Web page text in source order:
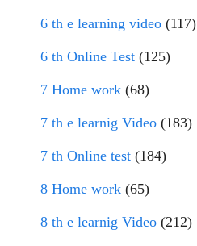
6 th e learning video (117)
6 th Online Test (125)
7 Home work (68)
7 th e learnig Video (183)
7 th Online test (184)
8 Home work (65)
8 th e learnig Video (212)